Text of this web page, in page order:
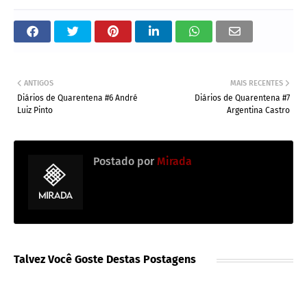
MAIS RECENTES
Diários de Quarentena #7
Argentina Castro
ANTIGOS
Diários de Quarentena #6 André
Luiz Pinto
Postado por Mirada
Talvez Você Goste Destas Postagens